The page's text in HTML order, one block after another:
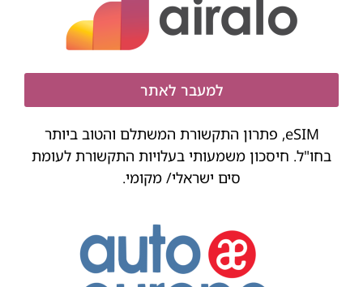
למעבר לאתר
eSIM, פתרון התקשורת המשתלם והטוב ביותר
בחו"ל. חיסכון משמעותי בעלויות התקשורת לעומת
סים ישראלי/ מקומי.